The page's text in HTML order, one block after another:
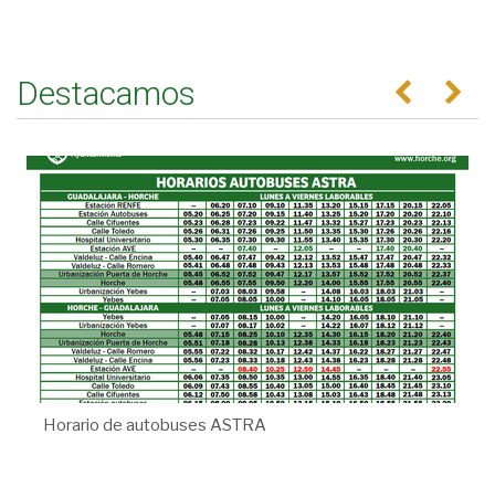
Destacamos Anterior
Horario de autobuses ASTRA